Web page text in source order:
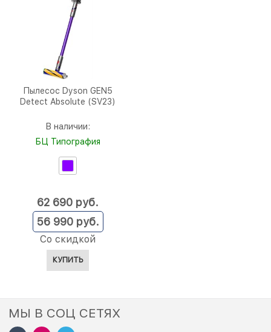
Пылесос Dyson GEN5
Detect Absolute (SV23)
В наличии:
БЦ Типография
56 990 руб.
Со скидкой
62 690 руб.
КУПИТЬ
МЫ В СОЦ СЕТЯХ